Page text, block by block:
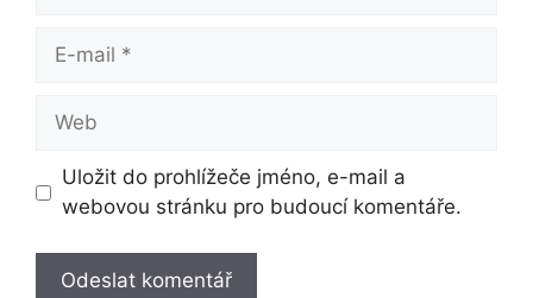
Web
Uložit do prohlížeče jméno, e-mail a
webovou stránku pro budoucí komentáře.